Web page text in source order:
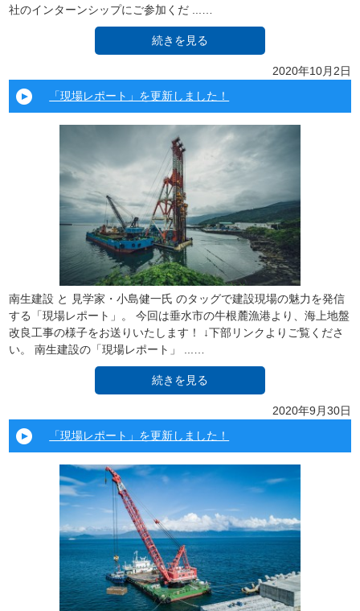
社のインターンシップにご参加くだ ...…
続きを見る
2020年10月2日
「現場レポート」を更新しました！
南生建設 と 見学家・小島健一氏 のタッグで建設現場の魅力を発信
する「現場レポート」。 今回は垂水市の牛根麓漁港より、海上地盤
改良工事の様子をお送りいたします！ ↓下部リンクよりご覧くださ
い。 南生建設の「現場レポート」 ...…
続きを見る
2020年9月30日
「現場レポート」を更新しました！